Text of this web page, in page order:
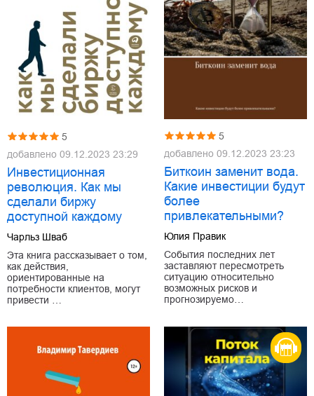
5
добавлено 09.12.2023 23:29
Инвестиционная
революция. Как мы
сделали биржу
доступной каждому
Чарльз Шваб
Эта книга рассказывает о том,
как действия,
ориентированные на
потребности клиентов, могут
привести …
5
добавлено 09.12.2023 23:23
Биткоин заменит вода.
Какие инвестиции будут
более
привлекательными?
Юлия Правик
События последних лет
заставляют пересмотреть
ситуацию относительно
возможных рисков и
прогнозируемо…